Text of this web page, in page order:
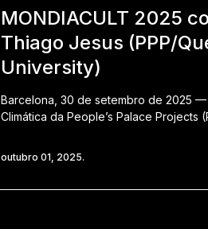
MONDIACULT 2025
Thiago Jesus (PPP/
University)
Barcelona, 30 de setembro de 2025
Climática da People’s Palace Projects
outubro 01, 2025.